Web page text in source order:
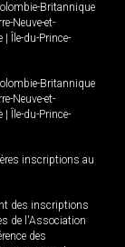
Britannique
Neuve-et-
Île-du-Prince-
Britannique
Neuve-et-
Île-du-Prince-
inscriptions au
des inscriptions
de l'Association
des